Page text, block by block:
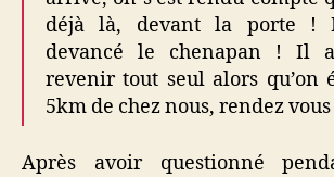
déjà là, devant la porte !
devancé le chenapan ! Il
revenir tout seul alors qu’on
5km de chez nous, rendez
Après avoir questionné